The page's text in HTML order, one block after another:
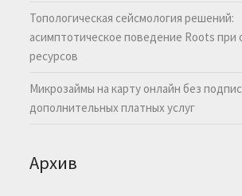
Топологическая сейсмология решений:
асимптотическое поведение Roots при
ресурсов
Микрозаймы на карту онлайн без
дополнительных платных услуг
Архив